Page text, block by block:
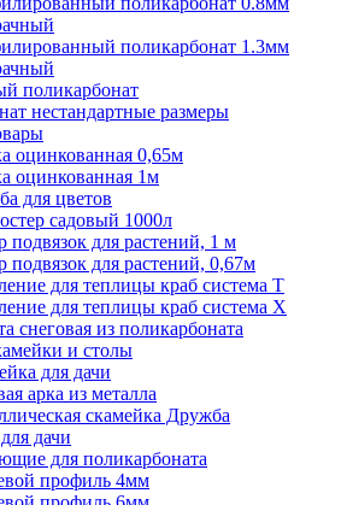
поликарбонат 1.3мм
поликарбонат
нестандартные размеры
оцинкованная 0,65м
оцинкованная 1м
для цветов
садовый 1000л
подвязок для растений, 1 м
подвязок для растений, 0,67м
для теплицы краб система Т
для теплицы краб система Х
снеговая из поликарбоната
и столы
для дачи
арка из металла
скамейка Дружба
дачи
для поликарбоната
профиль 4мм